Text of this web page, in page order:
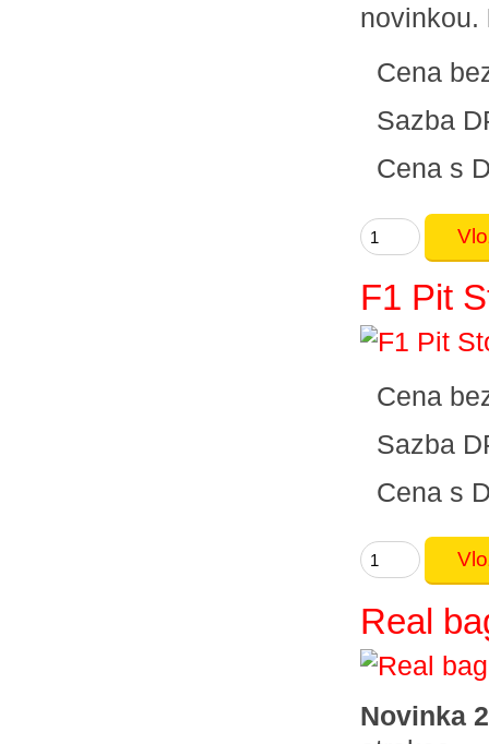
novinkou.
Cena
Sazba
Cena s
F1 Pit
Cena
Sazba
Cena s
Real
Novinka